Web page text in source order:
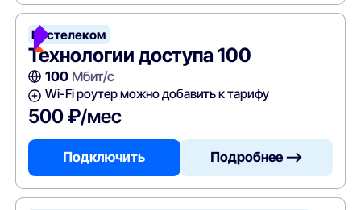
Ростелеком
Технологии доступа 100
100Мбит/с
Wi-Fi роутер можно добавить к тарифу
500 ₽/мес
Подключить Подробнее —>